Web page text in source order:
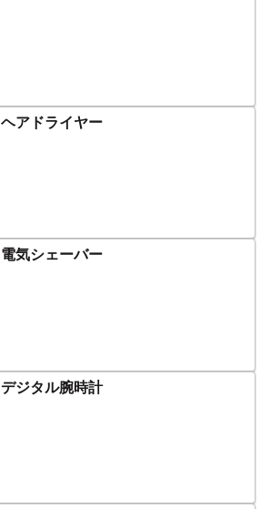
ヘアドライヤー
電気シェーバー
デジタル腕時計